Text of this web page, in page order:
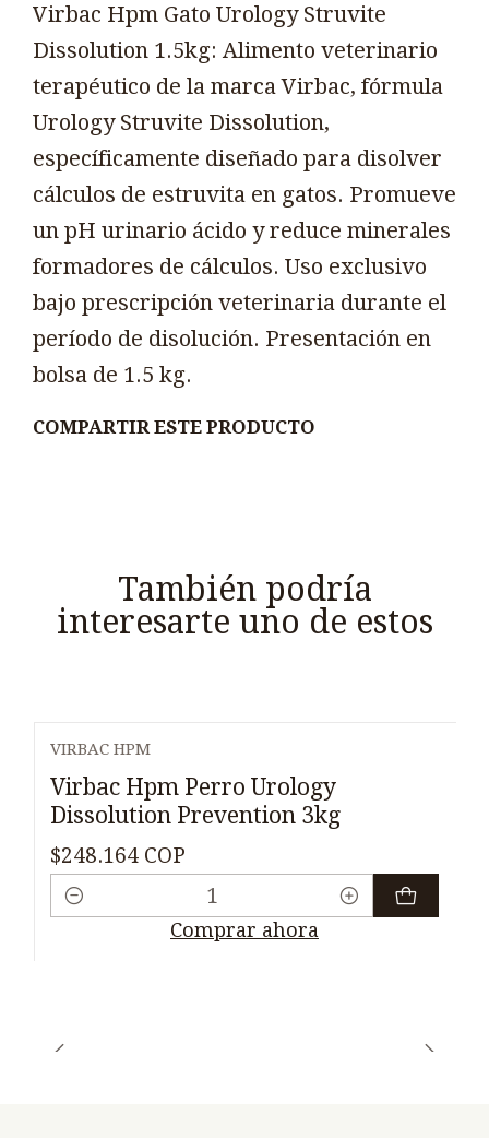
Virbac Hpm Gato Urology Struvite
Dissolution 1.5kg: Alimento veterinario
terapéutico de la marca Virbac, fórmula
Urology Struvite Dissolution,
específicamente diseñado para disolver
cálculos de estruvita en gatos. Promueve
un pH urinario ácido y reduce minerales
formadores de cálculos. Uso exclusivo
bajo prescripción veterinaria durante el
período de disolución. Presentación en
bolsa de 1.5 kg.
COMPARTIR ESTE PRODUCTO
También podría
interesarte uno de estos
VIRBAC HPM
Virbac Hpm Perro Urology
Dissolution Prevention 3kg
$248.164 COP
Cantidad
Comprar ahora